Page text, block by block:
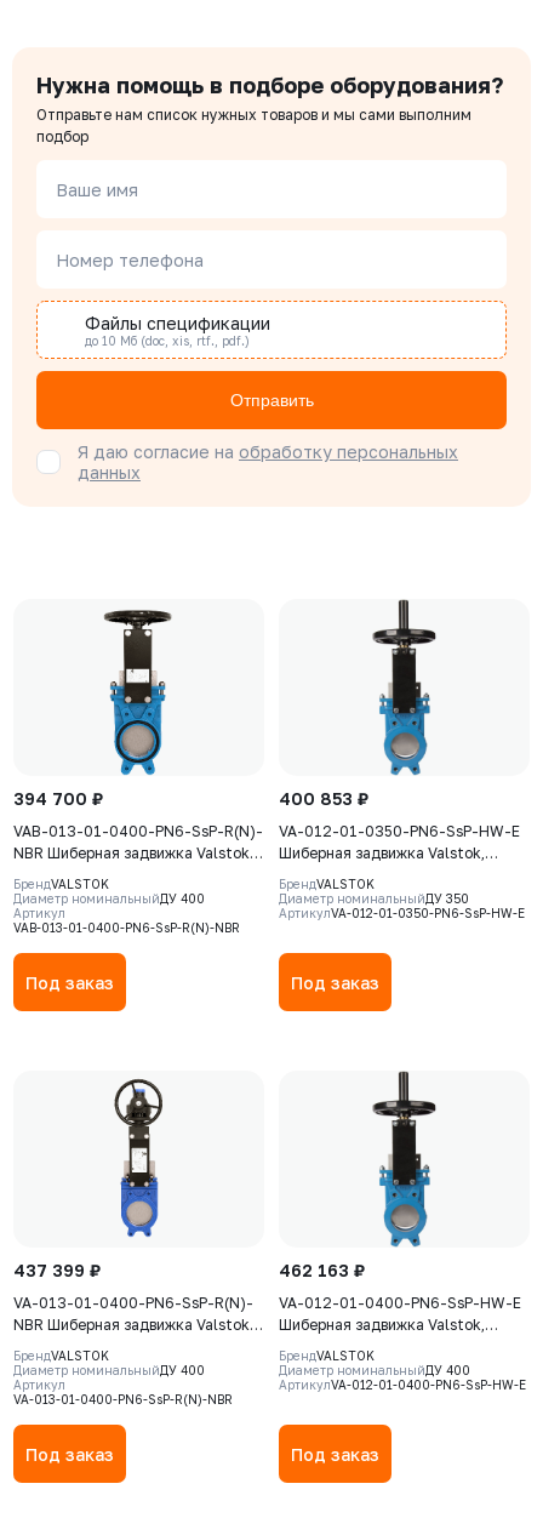
Нужна помощь в подборе оборудования?
Отправьте нам список нужных товаров и мы сами выполним
подбор
Ваше имя
Номер телефона
Файлы спецификации
до 10 Мб (doc, xis, rtf., pdf.)
Отправить
Я даю согласие на обработку персональных
данных
394 700 ₽
VAB-013-01-0400-PN6-SsP-R(N)-
NBR Шиберная задвижка Valstok,
серия VAB, DN 0400, PN6,
редуктор (ISO-фланец)
невыдвижной шток, корпус GJS-
400-15 (GGG40), нож AISI304,
седловое уплотнение NBR
БрендVALSTOK
Диаметр номинальныйДУ 400
Артикул
VAB-013-01-0400-PN6-SsP-R(N)-NBR
Под заказ
400 853 ₽
VA-012-01-0350-PN6-SsP-HW-E
Шиберная задвижка Valstok,
серия VА, DN 0350, PN=6 Бар,
штурвал, выдвижной шток, корпус
GJS-500-7 (GGG50) , нож AISI304,
БрендVALSTOK
Диаметр номинальныйДУ 350
АртикулVA-012-01-0350-PN6-SsP-HW-E
Под заказ
437 399 ₽
VA-013-01-0400-PN6-SsP-R(N)-
NBR Шиберная задвижка Valstok,
серия VА, DN 0400, PN=6 Бар,
редуктор, невыдвижной шток,
корпус GJS-400-15 (GGG40), нож
AISI304, седловое уплотнение
NBR
БрендVALSTOK
Диаметр номинальныйДУ 400
Артикул
VA-013-01-0400-PN6-SsP-R(N)-NBR
Под заказ
462 163 ₽
VA-012-01-0400-PN6-SsP-HW-E
Шиберная задвижка Valstok,
серия VА, DN 0400, PN=6 Бар,
штурвал, выдвижной шток, корпус
GJS-500-7 (GGG50) , нож AISI304,
БрендVALSTOK
Диаметр номинальныйДУ 400
АртикулVA-012-01-0400-PN6-SsP-HW-E
Под заказ